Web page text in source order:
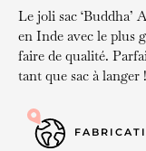
Le joli sac ‘Buddha’
en Inde avec le plus
faire de qualité.
tant que sac à langer !